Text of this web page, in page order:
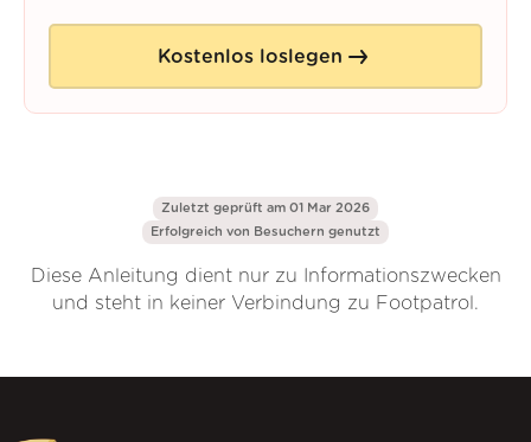
Kostenlos loslegen
Zuletzt geprüft am 01 Mar 2026
Erfolgreich von Besuchern genutzt
Diese Anleitung dient nur zu Informationszwecken
und steht in keiner Verbindung zu Footpatrol.